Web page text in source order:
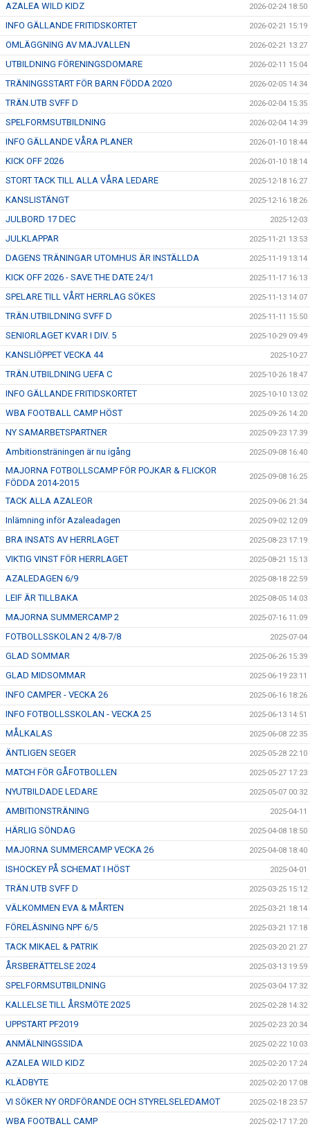
AZALEA WILD KIDZ 2026-02-24 18:50
INFO GÄLLANDE FRITIDSKORTET 2026-02-21 15:19
OMLÄGGNING AV MAJVALLEN 2026-02-21 13:27
UTBILDNING FÖRENINGSDOMARE 2026-02-11 15:04
TRÄNINGSSTART FÖR BARN FÖDDA 2020 2026-02-05 14:34
TRÄN.UTB SVFF D 2026-02-04 15:35
SPELFORMSUTBILDNING 2026-02-04 14:39
INFO GÄLLANDE VÅRA PLANER 2026-01-10 18:44
KICK OFF 2026 2026-01-10 18:14
STORT TACK TILL ALLA VÅRA LEDARE 2025-12-18 16:27
KANSLISTÄNGT 2025-12-16 18:26
JULBORD 17 DEC 2025-12-03
JULKLAPPAR 2025-11-21 13:53
DAGENS TRÄNINGAR UTOMHUS ÄR INSTÄLLDA 2025-11-19 13:14
KICK OFF 2026 - SAVE THE DATE 24/1 2025-11-17 16:13
SPELARE TILL VÅRT HERRLAG SÖKES 2025-11-13 14:07
TRÄN.UTBILDNING SVFF D 2025-11-11 15:50
SENIORLAGET KVAR I DIV. 5 2025-10-29 09:49
KANSLIÖPPET VECKA 44 2025-10-27
TRÄN.UTBILDNING UEFA C 2025-10-26 18:47
INFO GÄLLANDE FRITIDSKORTET 2025-10-10 13:02
WBA FOOTBALL CAMP HÖST 2025-09-26 14:20
NY SAMARBETSPARTNER 2025-09-23 17:39
Ambitionsträningen är nu igång 2025-09-08 16:40
MAJORNA FOTBOLLSCAMP FÖR POJKAR & FLICKOR
FÖDDA 2014-2015
2025-09-08 16:25
TACK ALLA AZALEOR 2025-09-06 21:34
Inlämning inför Azaleadagen 2025-09-02 12:09
BRA INSATS AV HERRLAGET 2025-08-23 17:19
VIKTIG VINST FÖR HERRLAGET 2025-08-21 15:13
AZALEDAGEN 6/9 2025-08-18 22:59
LEIF ÄR TILLBAKA 2025-08-05 14:03
MAJORNA SUMMERCAMP 2 2025-07-16 11:09
FOTBOLLSSKOLAN 2 4/8-7/8 2025-07-04
GLAD SOMMAR 2025-06-26 15:39
GLAD MIDSOMMAR 2025-06-19 23:11
INFO CAMPER - VECKA 26 2025-06-16 18:26
INFO FOTBOLLSSKOLAN - VECKA 25 2025-06-13 14:51
MÅLKALAS 2025-06-08 22:35
ÄNTLIGEN SEGER 2025-05-28 22:10
MATCH FÖR GÅFOTBOLLEN 2025-05-27 17:23
NYUTBILDADE LEDARE 2025-05-07 00:32
AMBITIONSTRÄNING 2025-04-11
HÄRLIG SÖNDAG 2025-04-08 18:50
MAJORNA SUMMERCAMP VECKA 26 2025-04-08 18:40
ISHOCKEY PÅ SCHEMAT I HÖST 2025-04-01
TRÄN.UTB SVFF D 2025-03-25 15:12
VÄLKOMMEN EVA & MÅRTEN 2025-03-21 18:14
FÖRELÄSNING NPF 6/5 2025-03-21 17:18
TACK MIKAEL & PATRIK 2025-03-20 21:27
ÅRSBERÄTTELSE 2024 2025-03-13 19:59
SPELFORMSUTBILDNING 2025-03-04 17:32
KALLELSE TILL ÅRSMÖTE 2025 2025-02-28 14:32
UPPSTART PF2019 2025-02-23 20:34
ANMÄLNINGSSIDA 2025-02-22 10:03
AZALEA WILD KIDZ 2025-02-20 17:24
KLÄDBYTE 2025-02-20 17:08
VI SÖKER NY ORDFÖRANDE OCH STYRELSELEDAMOT 2025-02-18 23:57
WBA FOOTBALL CAMP 2025-02-17 17:20